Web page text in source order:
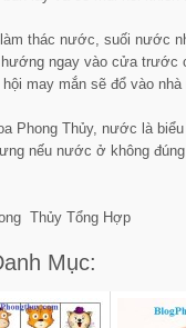
làm thác nước, suối nước
ngay vào cửa trước
may mắn sẽ đổ vào nhà
Phong Thủy, nước là
nếu nước ở không
Thủy Tổng Hợp
Mục: